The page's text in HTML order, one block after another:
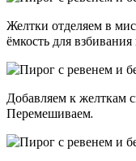
Желтки отделяем в
ёмкость для
Добавляем к желткам
Перемешиваем.